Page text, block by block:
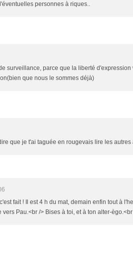
personnes à riques..
surveillance, parce que la liberté d'expression
que nous le sommes déjà)
que je t'ai taguée en rougevais lire les autres
fait ! Il est 4 h du mat, demain enfin tout à
Pau.<br /> Bises à toi, et à ton alter-